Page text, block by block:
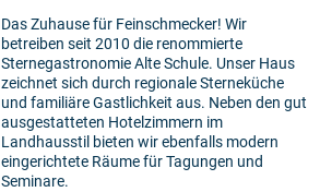
Das Zuhause für Feinschmecker! Wir
betreiben seit 2010 die renommierte
Sternegastronomie Alte Schule. Unser Haus
zeichnet sich durch regionale Sterneküche
und familiäre Gastlichkeit aus. Neben den gut
ausgestatteten Hotelzimmern im
Landhausstil bieten wir ebenfalls modern
eingerichtete Räume für Tagungen und
Seminare.